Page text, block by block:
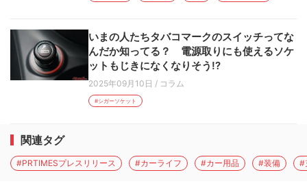
いまの人たちタバコマークのスイッチってな
んだか知ってる？ 電源取りにも使えるソケ
ットもじきになくなりそう!?
2025年09月10日 / コラム
#シガーソケット
関連タグ
#PRTIMESプレスリリース #カーライフ #カー用品 #装備 #